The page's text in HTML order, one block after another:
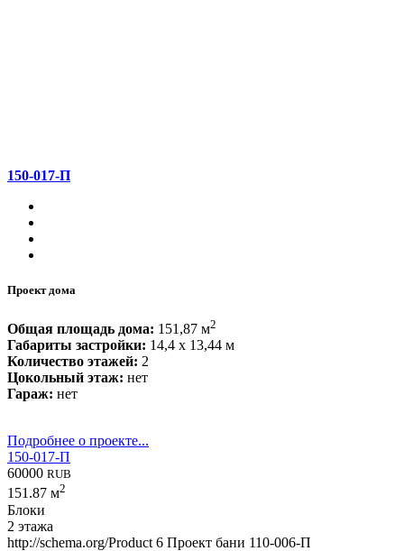
150-017-П
Проект дома
Общая площадь дома: 151,87 м2
Габариты застройки: 14,4 x 13,44 м
Количество этажей: 2
Цокольный этаж: нет
Гараж: нет
Подробнее о проекте...
150-017-П
60000 RUB
151.87 м2
Блоки
2 этажа
http://schema.org/Product 6 Проект бани 110-006-П